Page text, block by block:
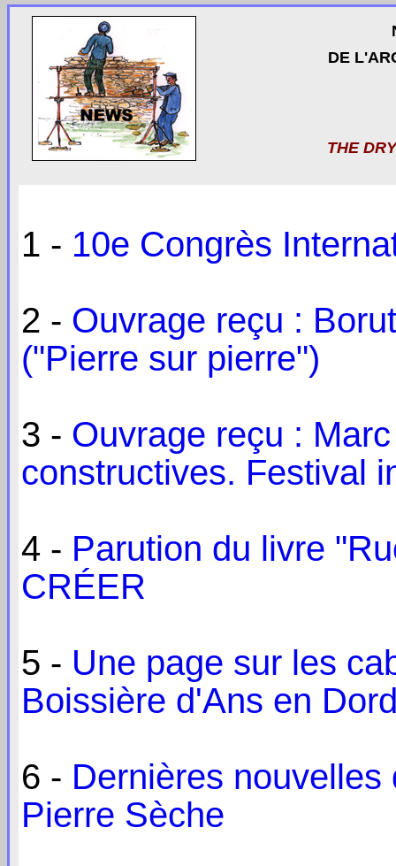
DE
THE
1 - 10e Congrès
2 - Ouvrage reçu :
("Pierre sur pierre")
3 - Ouvrage reçu :
constructives. Festival
4 - Parution du livre
CRÉER
5 - Une page sur les
Boissière d'Ans en
6 - Dernières
Pierre Sèche